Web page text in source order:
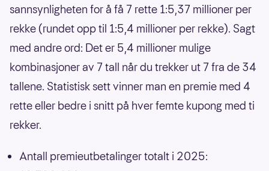
sannsynligheten for å få 7 rette 1:5,37 millioner per
rekke (rundet opp til 1:5,4 millioner per rekke). Sagt
med andre ord: Det er 5,4 millioner mulige
kombinasjoner av 7 tall når du trekker ut 7 fra de 34
tallene. Statistisk sett vinner man en premie med 4
rette eller bedre i snitt på hver femte kupong med ti
rekker.
Antall premieutbetalinger totalt i 2025: